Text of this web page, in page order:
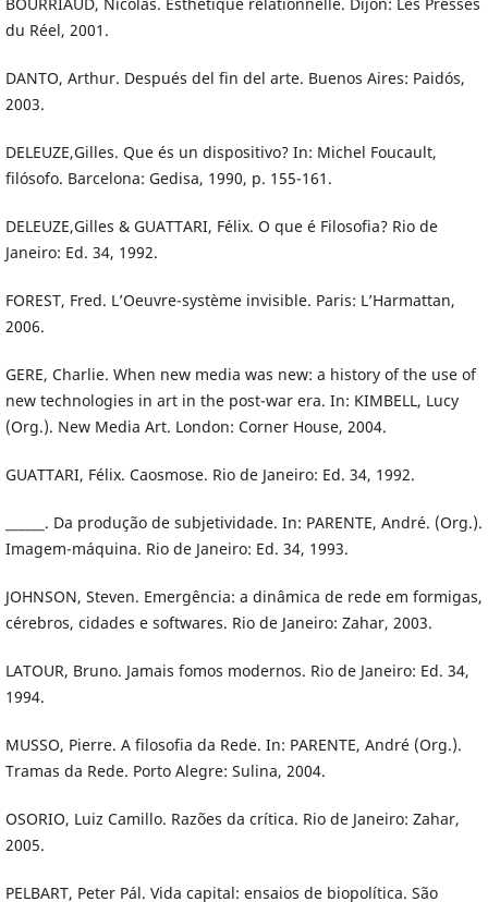
du Réel, 2001.
DANTO, Arthur. Después del fin del arte. Buenos Aires: Paidós,
2003.
DELEUZE,Gilles. Que és un dispositivo? In: Michel Foucault,
filósofo. Barcelona: Gedisa, 1990, p. 155-161.
DELEUZE,Gilles & GUATTARI, Félix. O que é Filosofia? Rio de
Janeiro: Ed. 34, 1992.
FOREST, Fred. L’Oeuvre-système invisible. Paris: L’Harmattan,
2006.
GERE, Charlie. When new media was new: a history of the use of
new technologies in art in the post-war era. In: KIMBELL, Lucy
(Org.). New Media Art. London: Corner House, 2004.
GUATTARI, Félix. Caosmose. Rio de Janeiro: Ed. 34, 1992.
______. Da produção de subjetividade. In: PARENTE, André. (Org.).
Imagem-máquina. Rio de Janeiro: Ed. 34, 1993.
JOHNSON, Steven. Emergência: a dinâmica de rede em formigas,
cérebros, cidades e softwares. Rio de Janeiro: Zahar, 2003.
LATOUR, Bruno. Jamais fomos modernos. Rio de Janeiro: Ed. 34,
1994.
MUSSO, Pierre. A filosofia da Rede. In: PARENTE, André (Org.).
Tramas da Rede. Porto Alegre: Sulina, 2004.
OSORIO, Luiz Camillo. Razões da crítica. Rio de Janeiro: Zahar,
2005.
PELBART, Peter Pál. Vida capital: ensaios de biopolítica. São